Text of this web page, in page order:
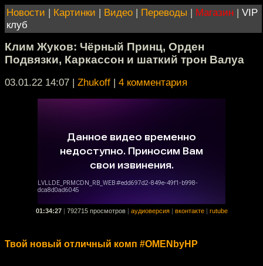
Новости | Картинки | Видео | Переводы | Магазин | VIP
клуб
Клим Жуков: Чёрный Принц, Орден
Подвязки, Каркассон и шаткий трон Валуа
03.01.22 14:07 | Zhukoff | 4 комментария
01:34:27 792715 просмотров аудиоверсия вконтакте rutube
Твой новый отличный комп #OMENbyHP